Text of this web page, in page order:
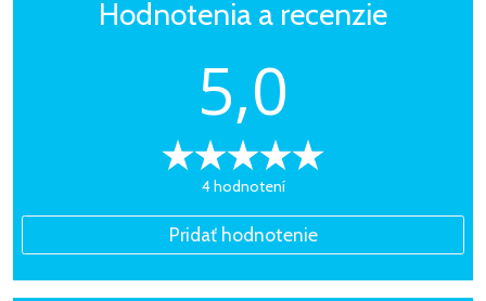
Hodnotenia a recenzie
5,0
4 hodnotení